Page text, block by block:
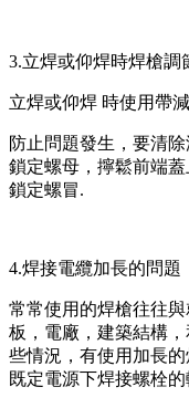
3.立焊或仰焊時焊槍調
立焊或仰焊 時使用帶
防止問題發生，要清
鎖定螺母，擰鬆前端
鎖定螺冒.
4.焊接電纜加長的問題
常常使用的焊槍往往
板，電廠，建築結構
些情況，有使用加長
既定電源下焊接螺栓的